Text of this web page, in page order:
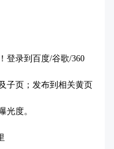
登录到百度/谷歌/360
子页；发布到相关黄页
光度。